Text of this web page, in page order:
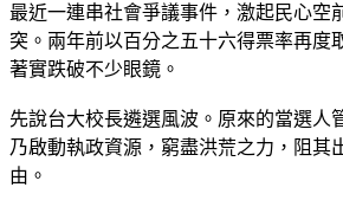
最近一連串社會爭議事件，激起民心空
突。兩年前以百分之五十六得票率再度
著實跌破不少眼鏡。
先說台大校長遴選風波。原來的當選人
乃啟動執政資源，窮盡洪荒之力，阻
由。